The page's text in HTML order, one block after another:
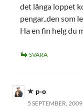
det långa loppet
pengar..den som
Ha en fin helg du
SVARA
p-o
5 SEPTEMBER,